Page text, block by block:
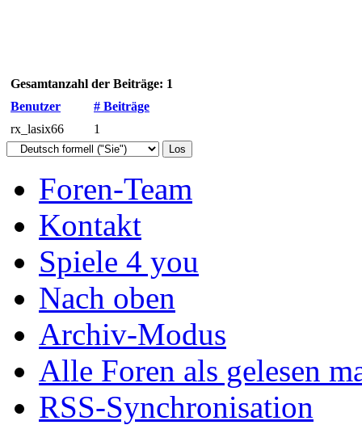
Gesamtanzahl der Beiträge: 1
Benutzer
# Beiträge
rx_lasix66
1
Foren-Team
Kontakt
Spiele 4 you
Nach oben
Archiv-Modus
Alle Foren als gelesen
RSS-Synchronisation